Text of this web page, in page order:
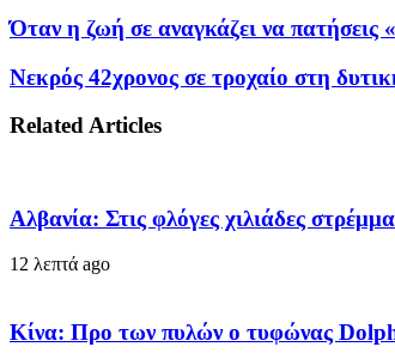
Όταν η ζωή σε αναγκάζει να πατήσεις
Νεκρός 42χρονος σε τροχαίο στη
Related Articles
Αλβανία: Στις φλόγες χιλιάδες
12 λεπτά ago
Κίνα: Προ των πυλών ο τυφώνας